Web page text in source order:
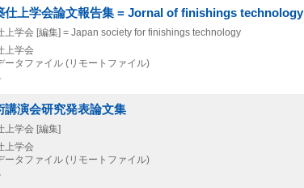
仕上学会論文報告集 = Jornal of finishings technology
上学会 [編集] = Japan society for finishings technology
上学会
ータファイル (リモートファイル)
講演会研究発表論文集
上学会 [編集]
上学会
ータファイル (リモートファイル)